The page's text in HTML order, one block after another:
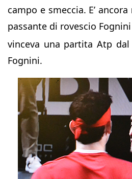
campo e smeccia. E’
passante di rovescio
vinceva una partita Atp dal
Fognini.